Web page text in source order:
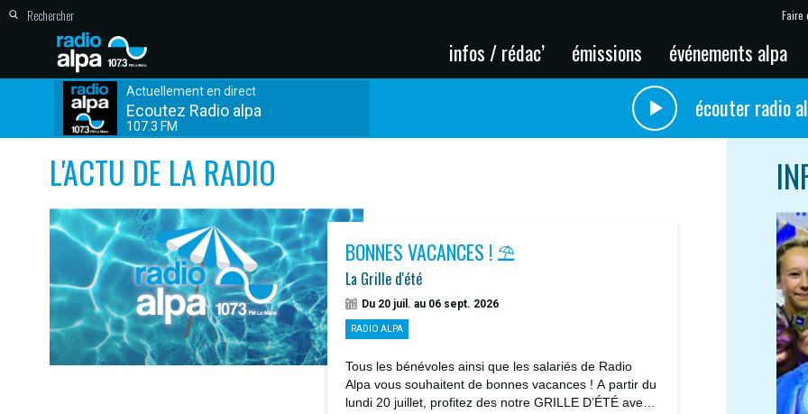
Faire
infos / rédac’ émissions événements alpa
Actuellement en direct
Ecoutez Radio alpa
107.3 FM
écouter radio
L'ACTU DE LA RADIO
BONNES VACANCES ! ⛱️
La Grille d'été
Du 20 juil. au 06 sept. 2026
RADIO ALPA
Tous les bénévoles ainsi que les salariés de Radio
Alpa vous souhaitent de bonnes vacances ! A partir du
lundi 20 juillet, profitez des notre GRILLE D’ÉTÉ avec